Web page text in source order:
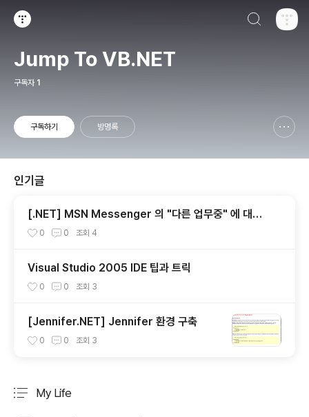
Jump To VB.NET
구독자 1
구독하기 방명록
인기글
[.NET] MSN Messenger 의 "다른 업무중" 에 대한
고찰...
0 0 조회 4
Visual Studio 2005 IDE 팁과 트릭
0 0 조회 3
[Jennifer.NET] Jennifer 환경 구축
0 0 조회 3
My Life